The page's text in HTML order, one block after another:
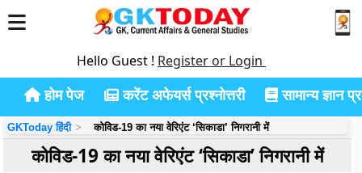
Hello Guest ! Register or Login
होम पेज करेंट अफेयर्स प्रश्नोत्तरी सामान्य ज्ञान
GKToday हिंदी कोविड-19 का नया वेरिएंट ‘सिकाडा’ निगरानी में
कोविड-19 का नया वेरिएंट ‘सिकाडा’ निगरानी में